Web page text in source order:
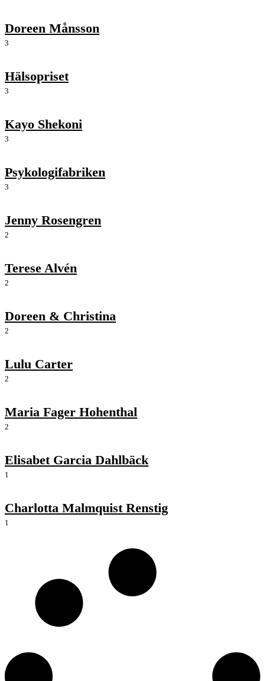
Doreen Månsson
3
Hälsopriset
3
Kayo Shekoni
3
Psykologifabriken
3
Jenny Rosengren
2
Terese Alvén
2
Doreen & Christina
2
Lulu Carter
2
Maria Fager Hohenthal
2
Elisabet Garcia Dahlbäck
1
Charlotta Malmquist Renstig
1